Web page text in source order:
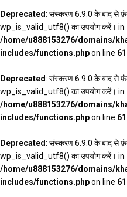
Deprecated: संस्करण 6.9.0 के बाद से
wp_is_valid_utf8() का उपयोग करें। in
/home/u888153276/domains/
includes/functions.phpon line
Deprecated: संस्करण 6.9.0 के बाद से
wp_is_valid_utf8() का उपयोग करें। in
/home/u888153276/domains/
includes/functions.phpon line
Deprecated: संस्करण 6.9.0 के बाद से
wp_is_valid_utf8() का उपयोग करें। in
/home/u888153276/domains/
includes/functions.phpon line